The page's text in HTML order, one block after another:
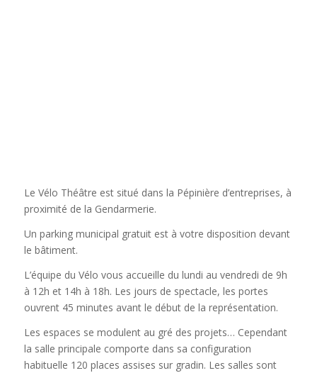
Le Vélo Théâtre est situé dans la Pépinière d’entreprises, à
proximité de la Gendarmerie.
Un parking municipal gratuit est à votre disposition devant
le bâtiment.
L’équipe du Vélo vous accueille du lundi au vendredi de 9h
à 12h et 14h à 18h. Les jours de spectacle, les portes
ouvrent 45 minutes avant le début de la représentation.
Les espaces se modulent au gré des projets… Cependant
la salle principale comporte dans sa configuration
habituelle 120 places assises sur gradin. Les salles sont